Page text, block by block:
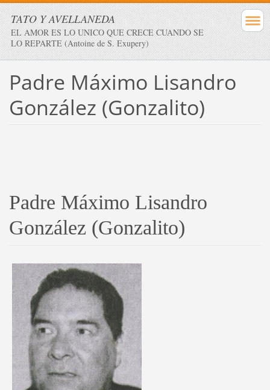
TATO Y AVELLANEDA
EL AMOR ES LO UNICO QUE CRECE CUANDO SE
LO REPARTE (Antoine de S. Exupery)
Padre Máximo Lisandro
González (Gonzalito)
Padre Máximo Lisandro
González (Gonzalito)